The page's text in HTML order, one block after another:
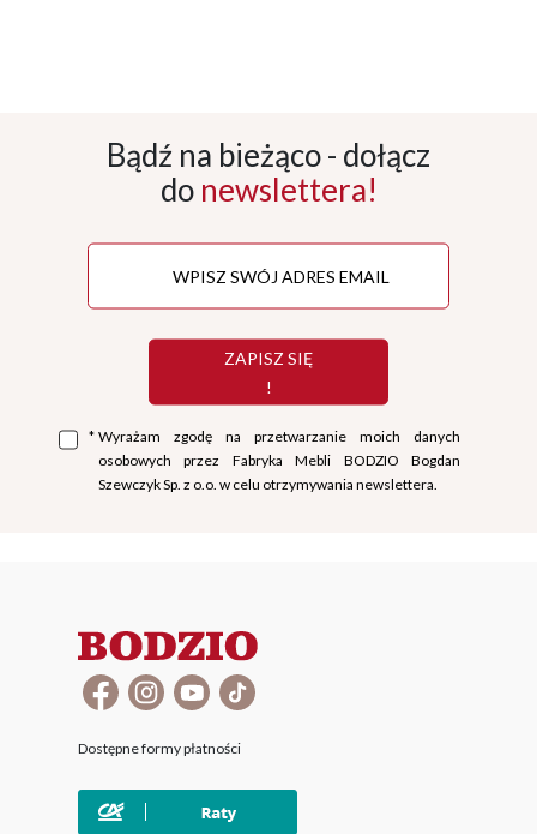
Bądź na bieżąco - dołącz
do newslettera!
ZAPISZ SIĘ
!
* Wyrażam zgodę na przetwarzanie moich danych
osobowych przez Fabryka Mebli BODZIO Bogdan
Szewczyk Sp. z o.o. w celu otrzymywania newslettera.
Dostępne formy płatności